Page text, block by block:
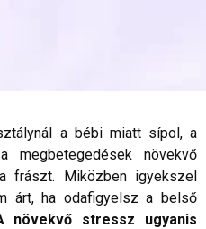
a bébi miatt sípol, a
megbetegedések növekvő
frászt. Miközben igyekszel
árt, ha odafigyelsz a belső
növekvő stressz ugyanis